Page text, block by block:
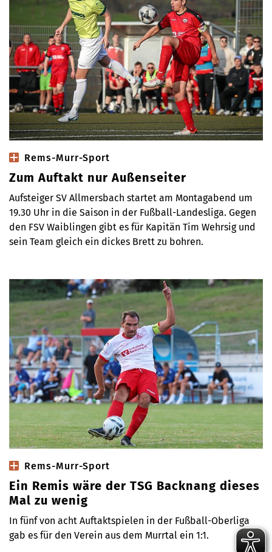
Rems-Murr-Sport
Zum Auftakt nur Außenseiter
Aufsteiger SV Allmersbach startet am Montagabend um
19.30 Uhr in die Saison in der Fußball-Landesliga. Gegen
den FSV Waiblingen gibt es für Kapitän Tim Wehrsig und
sein Team gleich ein dickes Brett zu bohren.
Rems-Murr-Sport
Ein Remis wäre der TSG Backnang dieses
Mal zu wenig
In fünf von acht Auftaktspielen in der Fußball-Oberliga
gab es für den Verein aus dem Murrtal ein 1:1.